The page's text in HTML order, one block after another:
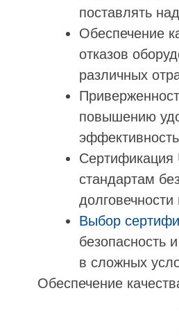
поставлять
Обеспечение
отказов
различных
повышению
Сертификация
стандартам
Выбор
безопасность
в сложных
Обеспечение